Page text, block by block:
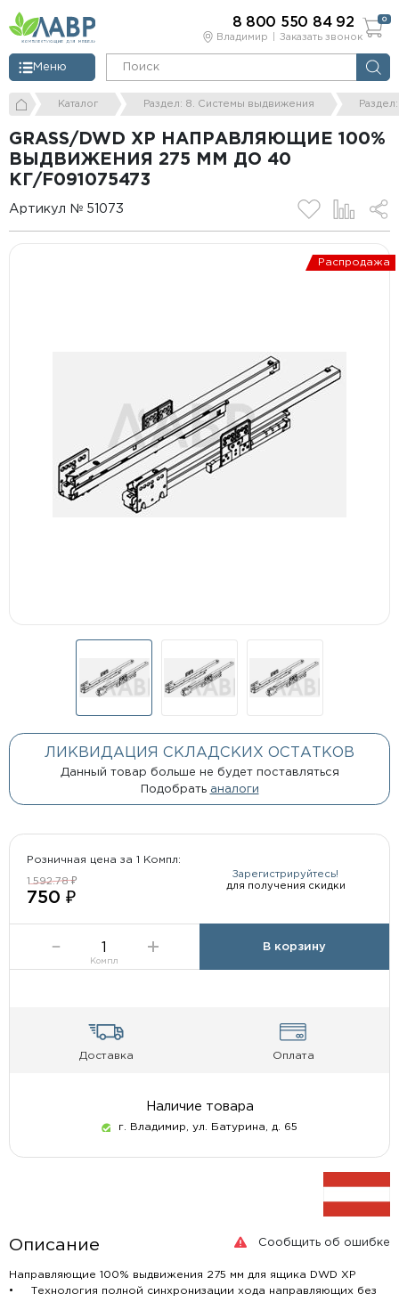
Владимир Заказать звонок
Меню
8 800 550 84 92 0
Каталог Раздел: 8. Системы выдвижения
GRASS/DWD XP НАПРАВЛЯЮЩИЕ 100%
ВЫДВИЖЕНИЯ 275 ММ ДО 40
КГ/F091075473
Артикул № 51073
Распродажа
ЛИКВИДАЦИЯ СКЛАДСКИХ ОСТАТКОВ
Данный товар больше не будет поставляться
Подобрать аналоги
Розничная цена за 1 Компл:
1 592.78 ₽
750 ₽
Зарегистрируйтесь!
для получения скидки
Компл
В корзину
Доставка Оплата
Наличие товара
г. Владимир, ул. Батурина, д. 65
Сообщить об ошибке
Описание
Направляющие 100% выдвижения 275 мм для ящика DWD XP
• Технология полной синхронизации хода направляющих без